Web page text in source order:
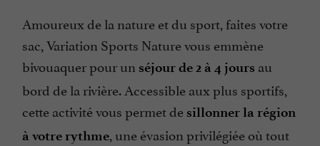
Amoureux de la nature et du sport, faites votre
sac, Variation Sports Nature vous emmène
bivouaquer pour un séjour de 2 à 4 jours au
bord de la rivière. Accessible aux plus sportifs,
cette activité vous permet de sillonner la région
à votre rythme, une évasion privilégiée où tout